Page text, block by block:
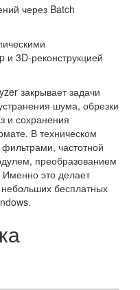
через Batch
3D-реконструкцией
закрывает задачи
шума, обрезки
и сохранения
В техническом
частотной
преобразованием
это делает
бесплатных